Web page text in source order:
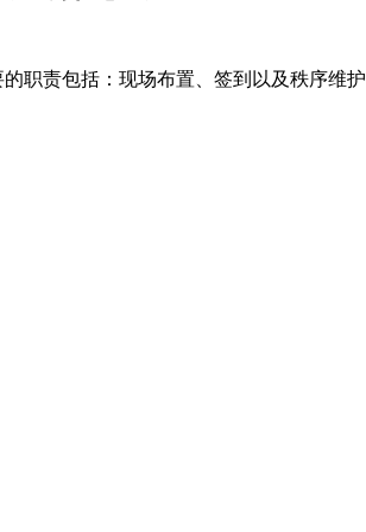
职责包括：现场布置、签到以及秩序维